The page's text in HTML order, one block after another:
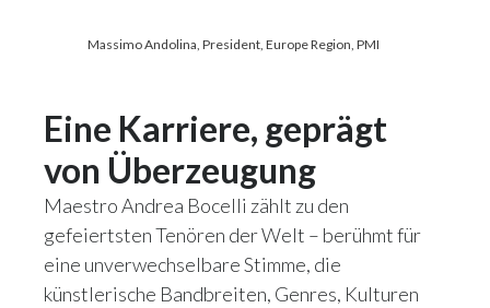
Massimo Andolina, President, Europe Region, PMI
Eine Karriere, geprägt
von Überzeugung
Maestro Andrea Bocelli zählt zu den
gefeiertsten Tenören der Welt – berühmt für
eine unverwechselbare Stimme, die
künstlerische Bandbreiten, Genres, Kulturen